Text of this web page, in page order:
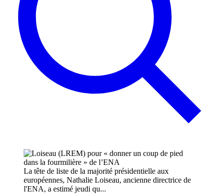
La tête de liste de la majorité présidentielle aux
européennes, Nathalie Loiseau, ancienne directrice de
l'ENA, a estimé jeudi qu...